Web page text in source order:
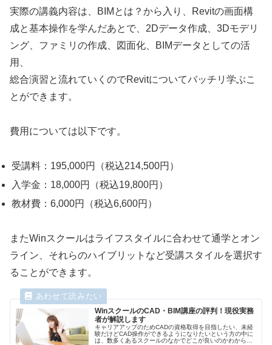
実際の講義内容は、BIMとは？から入り、Revitの画面構
成と基本操作を学んだあとで、2Dデータ作成、3Dモデリ
ング、ファミリの作成、図面化、BIMデータとしての活
用、
総合演習と流れていくのでRevitについてバッチリ学ぶこ
とができます。
費用については以下です。
受講料：195,000円（税込214,500円）
入学金：18,000円（税込19,800円）
教材費：6,000円（税込6,600円）
またWinスクールはライフスタイルに合わせて通学とオン
ライン、それらのハイブリットなど受講スタイルを選択す
ることができます。
WinスクールのCAD・BIM講座の評判！現役実務
者が解説します
キャリアアップのためCADの資格取得を目指したい、未経
験だけどCAD操作ができるようになりたいという方の中に
は、数多くあるスクールのなかでどこが良いのかわからな